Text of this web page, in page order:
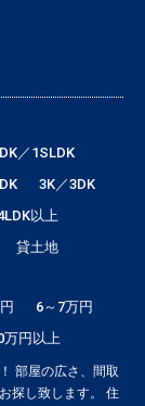
／1SLDK
3K／3DK
以上
貸土地
6～7万円
万円以上
部屋の広さ、間取
探し致します。 住